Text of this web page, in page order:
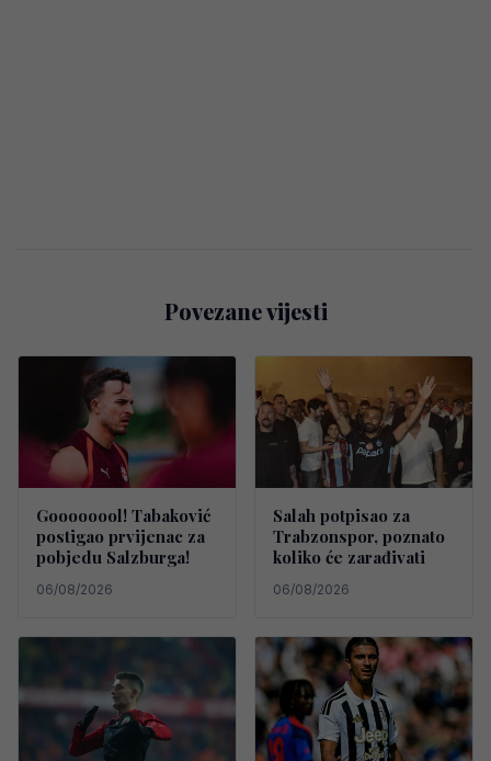
Povezane vijesti
Goooooool! Tabaković
postigao prvijenac za
pobjedu Salzburga!
06/08/2026
Salah potpisao za
Trabzonspor, poznato
koliko će zarađivati
06/08/2026